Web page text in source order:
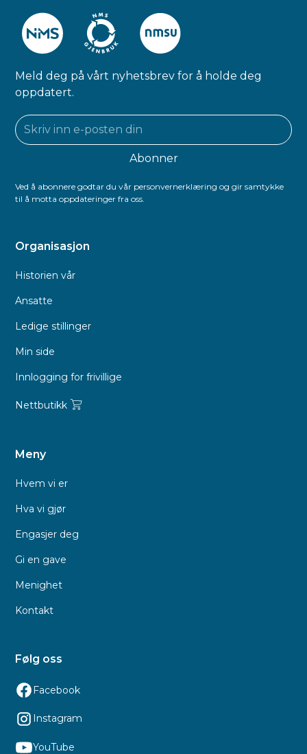
Meld deg på vårt nyhetsbrev for å holde deg
oppdatert.
Ved å abonnere godtar du vår personvernerklæring og gir samtykke
til å motta oppdateringer fra oss.
Organisasjon
Historien vår
Ansatte
Ledige stillinger
Min side
Innlogging for frivillige
Nettbutikk
Meny
Hvem vi er
Hva vi gjør
Engasjer deg
Gi en gave
Menighet
Kontakt
Følg oss
Facebook
Instagram
YouTube